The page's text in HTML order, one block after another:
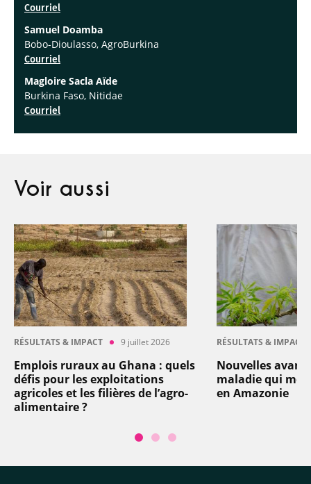
Courriel
Samuel Doamba
Bobo-Dioulasso, AgroBurkina
Courriel
Magloire Sacla Aïde
Burkina Faso, Nitidae
Courriel
Voir aussi
RÉSULTATS & IMPACT 9 juillet 2026
Emplois ruraux au Ghana : quels
défis pour les exploitations
agricoles et les filières de l’agro-
alimentaire ?
RÉSULTATS & IMPACT
Nouvelles
maladie qui
en Amazonie